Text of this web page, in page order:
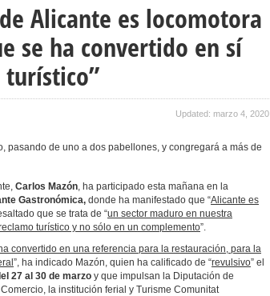
Alicante es locomotora
se ha convertido en sí
Updated: marzo 4, 2020
pasando de uno a dos pabellones, y congregará a más de
Carlos Mazón, ha participado esta mañana en la
Gastronómica, donde ha manifestado que “Alicante es
que se trata de “un sector maduro en nuestra
turístico y no sólo en un complemento”.
convertido en una referencia para la restauración, para la
”, ha indicado Mazón, quien ha calificado de “revulsivo” el
27 al 30 de marzo y que impulsan la Diputación de
la institución ferial y Turisme Comunitat